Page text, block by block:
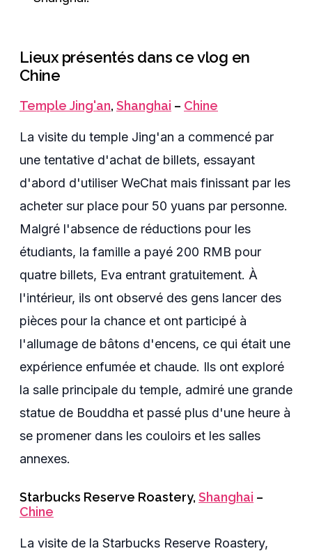
Lieux présentés dans ce vlog en
Chine
Temple Jing'an, Shanghai – Chine
La visite du temple Jing'an a commencé par
une tentative d'achat de billets, essayant
d'abord d'utiliser WeChat mais finissant par les
acheter sur place pour 50 yuans par personne.
Malgré l'absence de réductions pour les
étudiants, la famille a payé 200 RMB pour
quatre billets, Eva entrant gratuitement. À
l'intérieur, ils ont observé des gens lancer des
pièces pour la chance et ont participé à
l'allumage de bâtons d'encens, ce qui était une
expérience enfumée et chaude. Ils ont exploré
la salle principale du temple, admiré une grande
statue de Bouddha et passé plus d'une heure à
se promener dans les couloirs et les salles
annexes.
Starbucks Reserve Roastery, Shanghai –
Chine
La visite de la Starbucks Reserve Roastery,